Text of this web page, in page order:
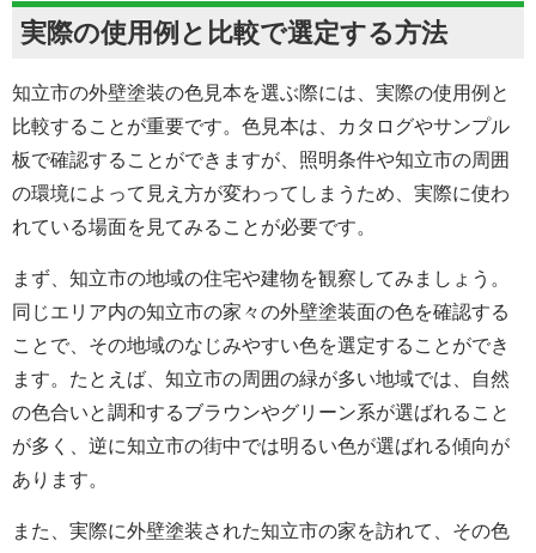
実際の使用例と比較で選定する方法
知立市の外壁塗装の色見本を選ぶ際には、実際の使用例と
比較することが重要です。色見本は、カタログやサンプル
板で確認することができますが、照明条件や知立市の周囲
の環境によって見え方が変わってしまうため、実際に使わ
れている場面を見てみることが必要です。
まず、知立市の地域の住宅や建物を観察してみましょう。
同じエリア内の知立市の家々の外壁塗装面の色を確認する
ことで、その地域のなじみやすい色を選定することができ
ます。たとえば、知立市の周囲の緑が多い地域では、自然
の色合いと調和するブラウンやグリーン系が選ばれること
が多く、逆に知立市の街中では明るい色が選ばれる傾向が
あります。
また、実際に外壁塗装された知立市の家を訪れて、その色